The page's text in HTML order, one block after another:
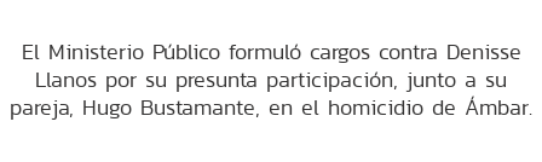
El Ministerio Público formuló cargos contra Denisse
Llanos por su presunta participación, junto a su
pareja, Hugo Bustamante, en el homicidio de Ámbar.